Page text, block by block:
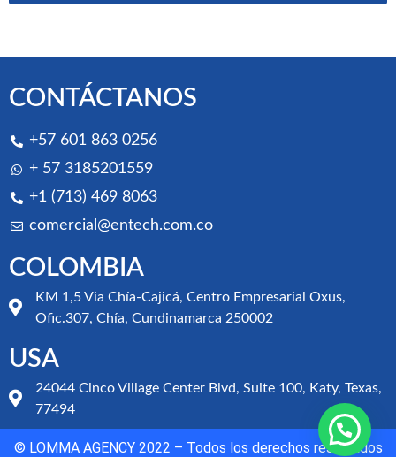
CONTÁCTANOS
+57 601 863 0256
+ 57 3185201559
+1 (713) 469 8063
comercial@entech.com.co
COLOMBIA
KM 1,5 Via Chía-Cajicá, Centro Empresarial Oxus,
Ofic.307, Chía, Cundinamarca 250002
USA
24044 Cinco Village Center Blvd, Suite 100, Katy, Texas,
77494
© LOMMA AGENCY 2022 – Todos los derechos reservados